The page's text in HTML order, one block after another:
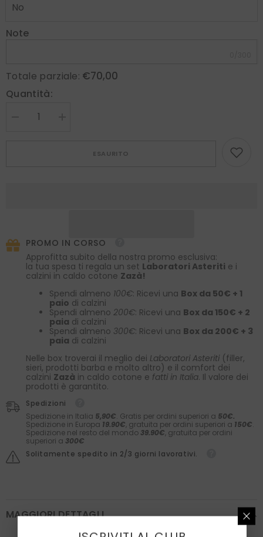
Note
Totale parziale: €70,00
Quantità:
Diminuire
ESAURITO
PROMO IN CORSO
Approfitta subito della nostra promo esclusiva:
la tua spesa ti regala un set Laboratori Asteriti e i
calzini in caldo cotone Zazà!
Spendi almeno 100€: Ricevi una Box da 50€ + 1
paio di calzini
Spendi almeno 200€: Ricevi una Box da 150€ + 2
paia di calzini
Spendi almeno 300€: Ricevi una Box da 200€ + 3
paia di calzini
Nelle box troverai il meglio dei Laboratori Asteriti (filler,
sieri, prodotti barba e molto altro) e il comfort dei
calzini Zazà in caldo cotone e fatti in Italia. Il valore dei
prodotti è garantito.
Spedizioni
Spedizione in Italia 5,90€. Gratis per ordini superiori a 50€.
Spedizione in Europa 19.90€, gratuita per ordini superiori a 150€.
Spedizione nel resto del mondo 39.90€, gratuita per ordini
superiori a 300€
Solitamente spedito in 2/3 giorni lavorativi.
MAGGIORI DETTAGLI